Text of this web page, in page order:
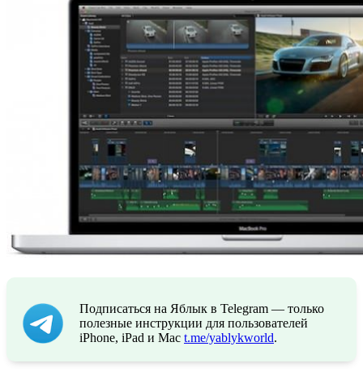
Подписаться на Яблык в Telegram — только
полезные инструкции для пользователей
iPhone, iPad и Mac t.me/yablykworld.